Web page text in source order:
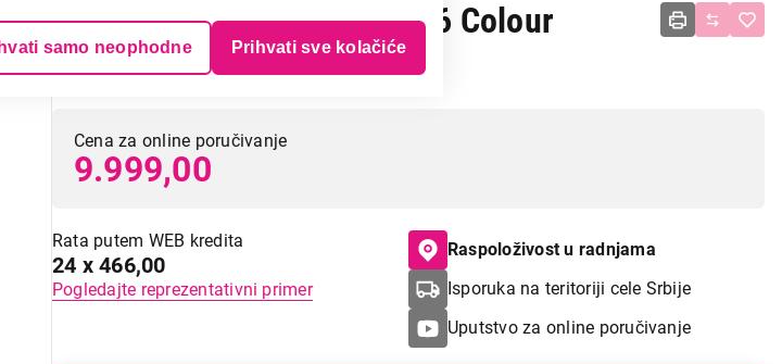
samo neophodne Prihvati sve kolačiće
RUSSELL HOBBSS 27281-56 Colour
Control Pro
Cena za online poručivanje
9.999,00
Rata putem WEB kredita
24 x 466,00
Pogledajte reprezentativni primer
Raspoloživost u radnjama
Isporuka na teritoriji cele Srbije
Uputstvo za online poručivanje